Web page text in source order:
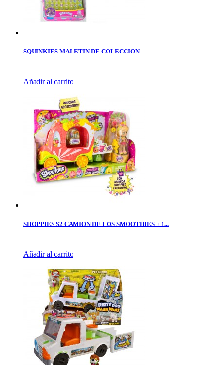
SQUINKIES MALETIN DE COLECCION
Añadir al carrito
SHOPPIES S2 CAMION DE LOS SMOOTHIES + 1...
Añadir al carrito